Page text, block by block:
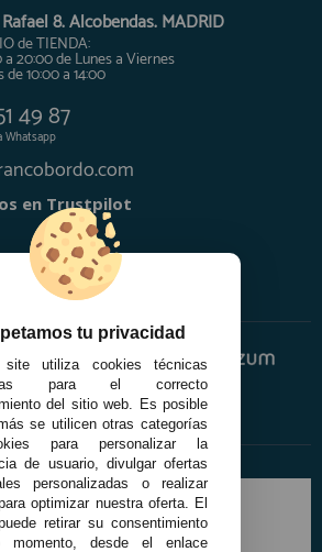
8. Alcobendas. MADRID
de TIENDA:
a 20:00 de Lunes a Viernes
de 10:00 a 14:00
49 87
Whatsapp
en Trustpilot
tu privacidad
site utiliza cookies técnicas
para el correcto
del sitio web. Es posible
se utilicen otras categorías
para personalizar la
de usuario, divulgar ofertas
personalizadas o realizar
optimizar nuestra oferta. El
retirar su consentimiento
momento, desde el enlace